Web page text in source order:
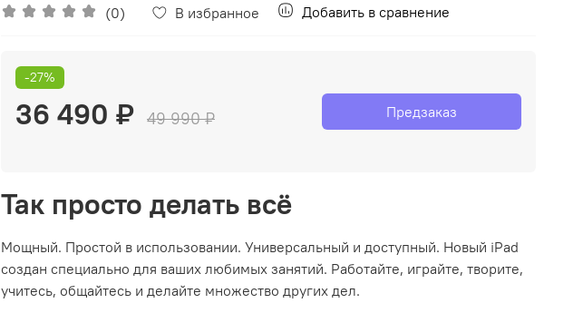
(0) В избранное Добавить в сравнение
-27%
36 490 ₽ 49 990 ₽ Предзаказ
Так просто делать всё
Мощный. Простой в использовании. Универсальный и доступный. Новый iPad
создан специально для ваших любимых занятий. Работайте, играйте, творите,
учитесь, общайтесь и делайте множество других дел.